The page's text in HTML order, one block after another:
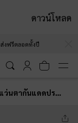
งฟรีตลอดทั้งปี
แว่นตากันแดดประดับดีเทลรูปหัวใจรุ่น Ciara
ดาวน์โหลด